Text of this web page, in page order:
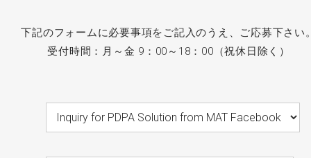
下記のフォームに必要事項をご記入のうえ、ご応募下さい。
受付時間：月～金 9：00～18：00（祝休日除く）